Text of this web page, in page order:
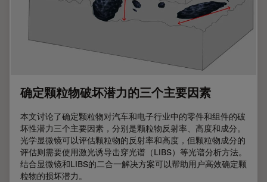
确定颗粒物破坏潜力的三个主要因素
本文讨论了确定颗粒物对汽车和电子行业中的零件和组件的破
坏性潜力三个主要因素，分别是颗粒物反射率、高度和成分。
光学显微镜可以评估颗粒物的反射率和高度，但颗粒物成分的
评估则需要使用激光诱导击穿光谱（LIBS）等光谱分析方法。
结合显微镜和LIBS的二合一解决方案可以帮助用户高效确定颗
粒物的损坏潜力。